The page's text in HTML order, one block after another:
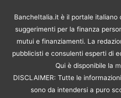
BancheItalia.it è il portale italiano
suggerimenti per la finanza
mutui e finanziamenti. La
pubblicisti e consulenti esperti di
Qui è disponibile la
DISCLAIMER: Tutte le
sono da intendersi a puro